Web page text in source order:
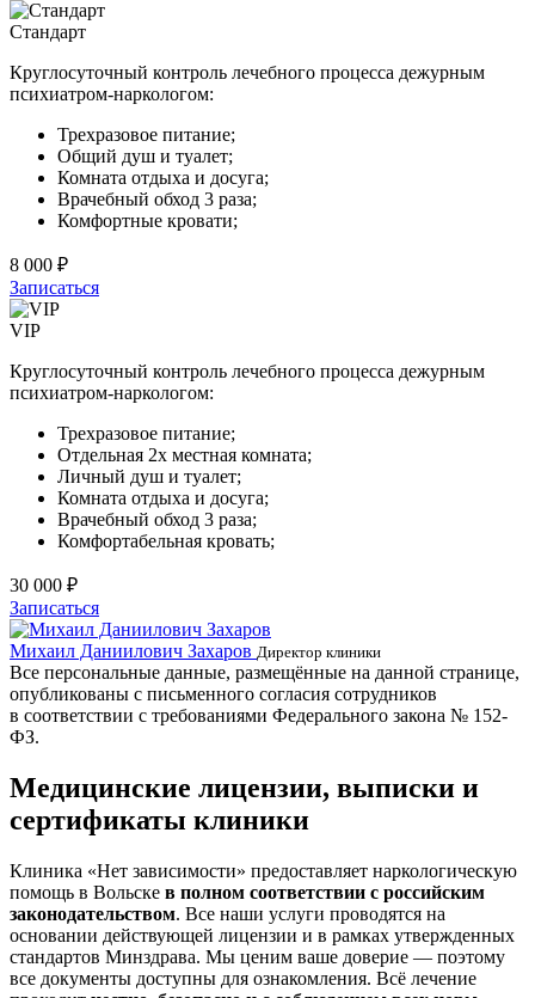
Стандарт
Круглосуточный контроль лечебного процесса дежурным
психиатром-наркологом:
Трехразовое питание;
Общий душ и туалет;
Комната отдыха и досуга;
Врачебный обход 3 раза;
Комфортные кровати;
8 000 ₽
Записаться
VIP
Круглосуточный контроль лечебного процесса дежурным
психиатром-наркологом:
Трехразовое питание;
Отдельная 2х местная комната;
Личный душ и туалет;
Комната отдыха и досуга;
Врачебный обход 3 раза;
Комфортабельная кровать;
30 000 ₽
Записаться
Михаил Даниилович Захаров Директор клиники
Все персональные данные, размещённые на данной странице,
опубликованы с письменного согласия сотрудников
в соответствии с требованиями Федерального закона № 152-
ФЗ.
Медицинские лицензии, выписки и
сертификаты клиники
Клиника «Нет зависимости» предоставляет наркологическую
помощь в Вольске в полном соответствии с российским
законодательством. Все наши услуги проводятся на
основании действующей лицензии и в рамках утвержденных
стандартов Минздрава. Мы ценим ваше доверие — поэтому
все документы доступны для ознакомления. Всё лечение